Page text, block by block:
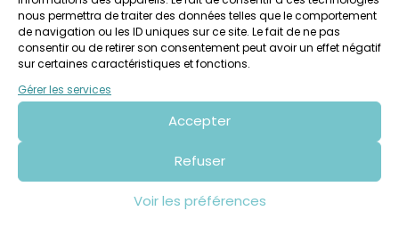
nous permettra de traiter des données telles que le comportement
de navigation ou les ID uniques sur ce site. Le fait de ne pas
consentir ou de retirer son consentement peut avoir un effet négatif
sur certaines caractéristiques et fonctions.
Gérer les services
Accepter
Refuser
Voir les préférences
Autres événementsà venir Voir tout